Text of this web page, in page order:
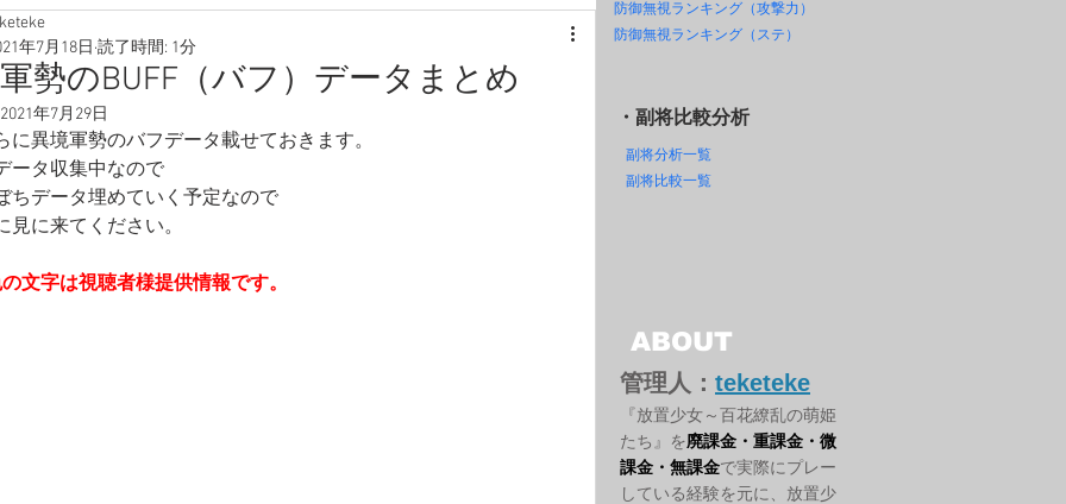
金編
交換副将 ランキング
勢のBUFF（バフ）データまとめ
年7月18日 読了時間: 1分
2021年7月29日
に異境軍勢のバフデータ載せておきます。
ータ収集中なので
ちデータ埋めていく予定なので
見に来てください。
文字は視聴者様提供情報です。
防御無視ランキング（攻撃力）
防御無視ランキング（ステ）
副将分析一覧
副将比較一覧
・副将比較分析
ABOUT
管理人： teketeke
『放置少女～百花繚乱の萌姫
たち』を廃課金・重課金・微
課金・無課金で実際にプレー
している経験を元に、放置少